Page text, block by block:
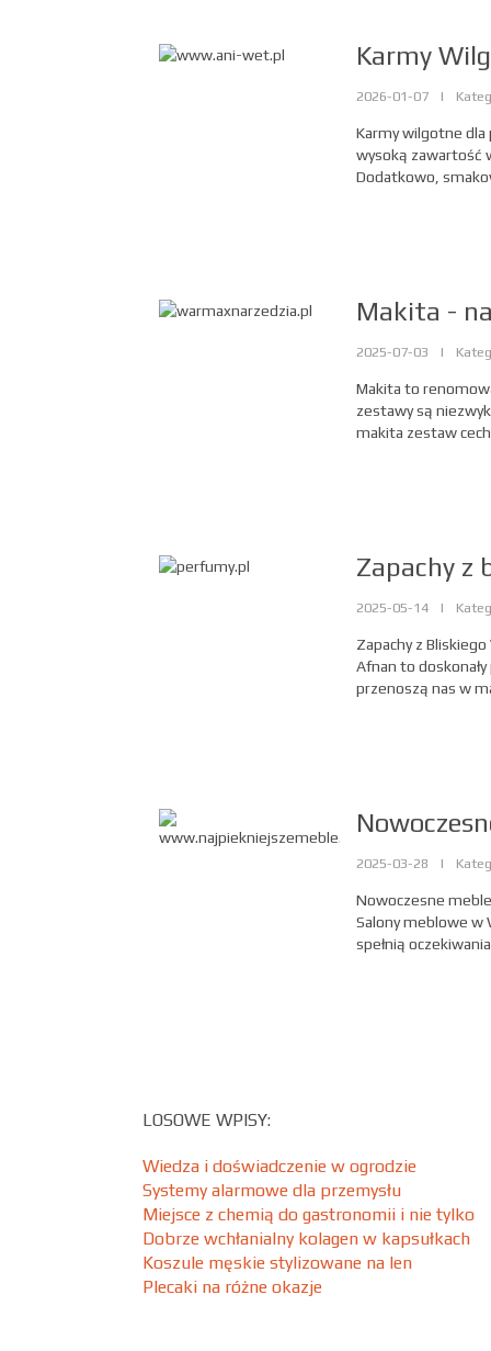
Karmy
2026-01-07 |
Karmy wilgotne dla
wysoką zawartość
Dodatkowo,
Makita -
2025-07-03 |
Makita to
zestawy są
makita zestaw
Zapachy z
2025-05-14 |
Zapachy z
Afnan to
przenoszą nas w
2025-03-28 |
Nowoczesne
Salony meblowe w
spełnią
LOSOWE WPISY:
Wiedza i doświadczenie w ogrodzie
Systemy alarmowe dla przemysłu
Miejsce z chemią do gastronomii i nie tylko
Dobrze wchłanialny kolagen w kapsułkach
Koszule męskie stylizowane na len
Plecaki na różne okazje